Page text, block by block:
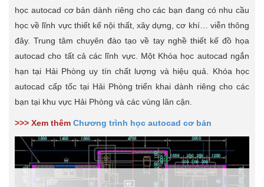
học autocad cơ bản dành riêng cho các bạn đang có nhu cầu
học về lĩnh vực thiết kế nội thất, xây dựng, cơ khí… viễn thông
đây. Trung tâm chuyên đào tạo về tay nghề thiết kế đồ họa
autocad cho tất cả các lĩnh vực. Một Khóa học autocad ngắn
hạn tại Hải Phòng uy tín chất lượng và hiệu quả. Khóa học
autocad cấp tốc tại Hải Phòng triển khai dành riêng cho các
bạn tại khu vực Hải Phòng và các vùng lân cận.
>>> Xem thêm Chương trình học autocad cơ bản